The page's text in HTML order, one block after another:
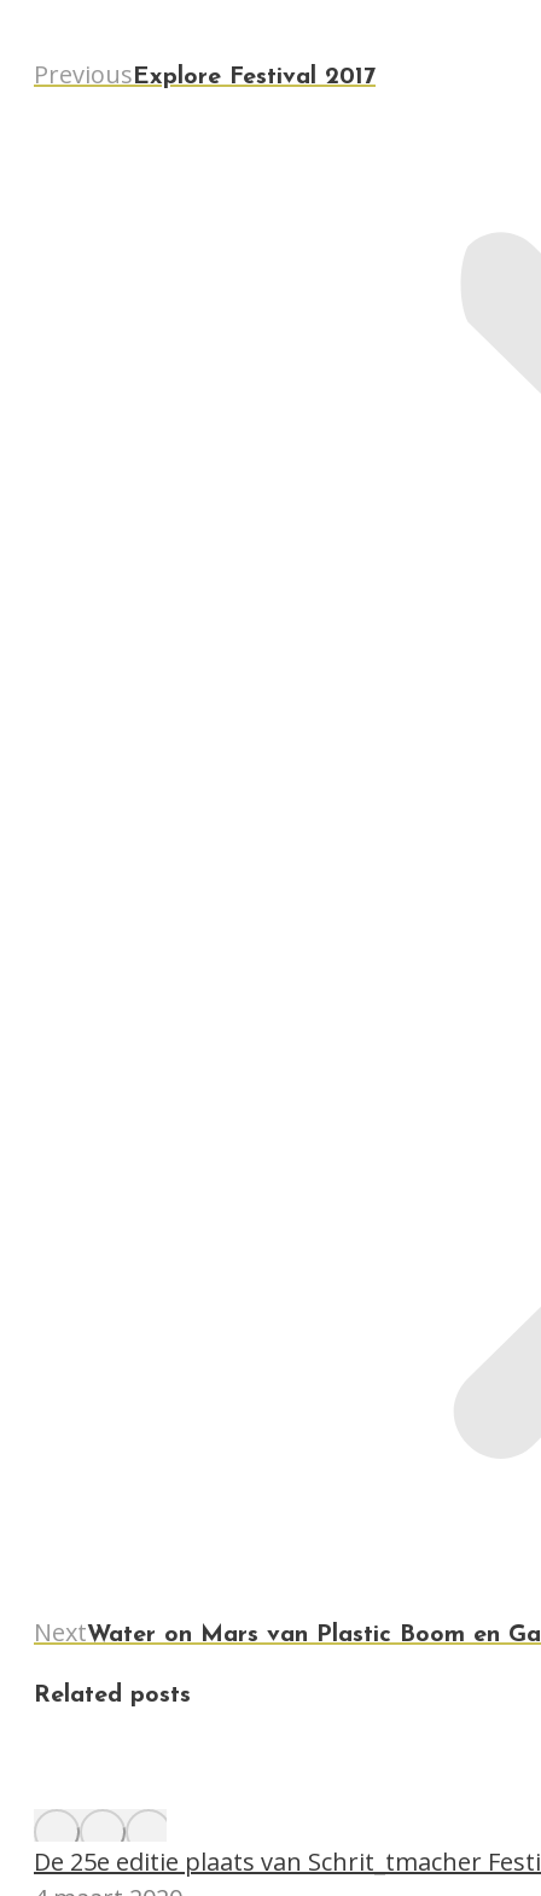
PreviousPrevious
Explore Festival 2017
NextNext
Water on Mars van Plastic Boom en
Related posts
De 25e editie plaats van Schrit_tmacher